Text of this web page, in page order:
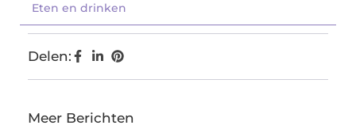
Eten en drinken
Delen:
Meer Berichten